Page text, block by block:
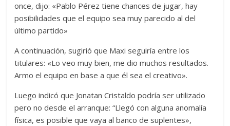
once, dijo: «Pablo Pérez tiene chances de jugar, hay
posibilidades que el equipo sea muy parecido al del
último partido»
A continuación, sugirió que Maxi seguiría entre los
titulares: «Lo veo muy bien, me dio muchos resultados.
Armo el equipo en base a que él sea el creativo».
Luego indicó que Jonatan Cristaldo podría ser utilizado
pero no desde el arranque: “Llegó con alguna anomalía
física, es posible que vaya al banco de suplentes»,